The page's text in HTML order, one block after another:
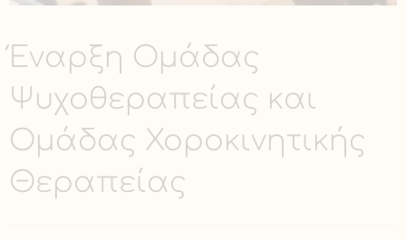
Έναρξη Ομάδας
Ψυχοθεραπείας και
Ομάδας Χοροκινητικής
Θεραπείας